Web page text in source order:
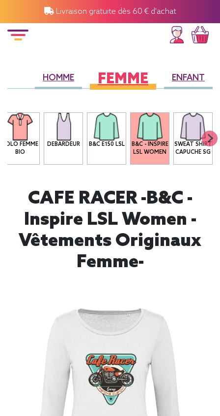
Livraison gratuite dès 60 € d'achat
HOMME FEMME ENFANT
POLO FEMME
BIO
DEBARDEUR B&C E150 LSL
B&C - INSPIRE
LSL WOMEN
SWEAT SHIRT
CAPUCHE SG
CAFE RACER -B&C -
Inspire LSL Women -
Vêtements Originaux
Femme-